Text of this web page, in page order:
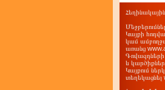
Կայքի
կամ
առանց
Գովազդների
և
Կայքում
տեղեկացնել